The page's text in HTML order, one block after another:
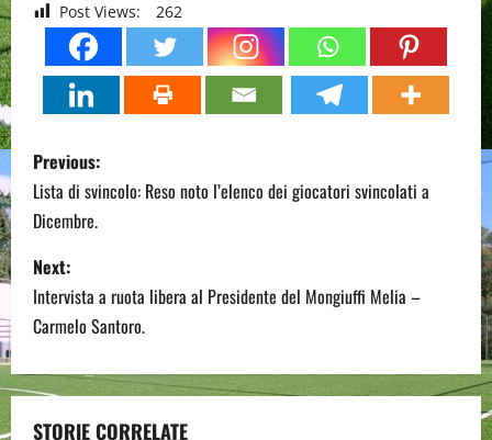
Post Views: 262
P
o
s
t
n
a
v
Previous:
Lista di svincolo: Reso noto l’elenco dei giocatori svincolati a
Dicembre.
Next:
Intervista a ruota libera al Presidente del Mongiuffi Melia –
Carmelo Santoro.
STORIE CORRELATE